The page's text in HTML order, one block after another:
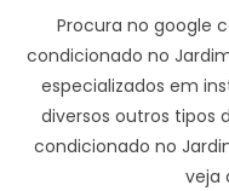
Procura no google
condicionado no
especializados em
diversos outros tipos
condicionado no
veja